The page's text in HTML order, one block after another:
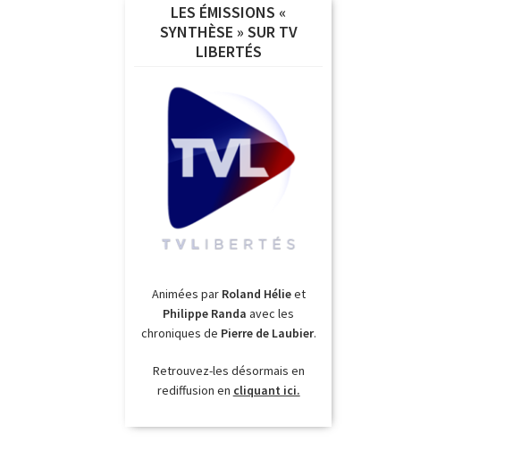
LES ÉMISSIONS «
SYNTHÈSE » SUR TV
LIBERTÉS
Animées par Roland Hélieet
Philippe Randa avec les
chroniques de Pierre de Laubier.
Retrouvez-les désormais en
rediffusion en cliquant ici.